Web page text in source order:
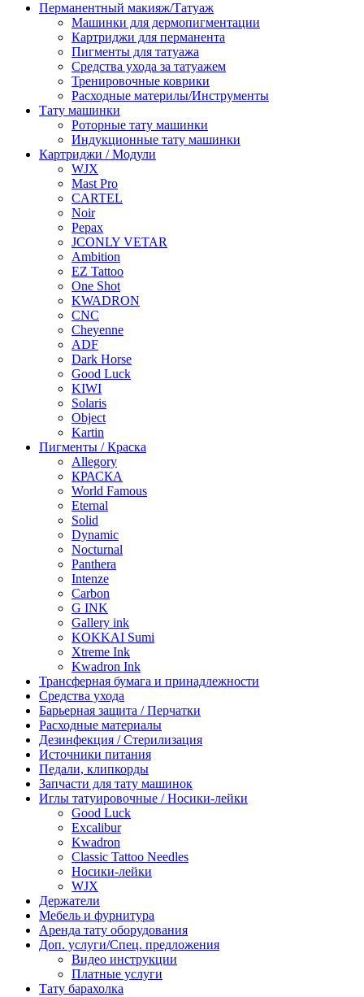
Перманентный макияж/Татуаж
Машинки для дермопигментации
Картриджи для перманента
Пигменты для татуажа
Средства ухода за татуажем
Тренировочные коврики
Расходные материлы/Инструменты
Тату машинки
Роторные тату машинки
Индукционные тату машинки
Картриджи / Модули
WJX
Mast Pro
CARTEL
Noir
Pepax
JCONLY VETAR
Ambition
EZ Tattoo
One Shot
KWADRON
CNC
Cheyenne
ADF
Dark Horse
Good Luck
KIWI
Solaris
Object
Kartin
Пигменты / Краска
Allegory
КРАСКА
World Famous
Eternal
Solid
Dynamic
Nocturnal
Panthera
Intenze
Carbon
G INK
Gallery ink
KOKKAI Sumi
Xtreme Ink
Kwadron Ink
Трансферная бумага и принадлежности
Средства ухода
Барьерная защита / Перчатки
Расходные материалы
Дезинфекция / Стерилизация
Источники питания
Педали, клипкорды
Запчасти для тату машинок
Иглы татуировочные / Носики-лейки
Good Luck
Excalibur
Kwadron
Classic Tattoo Needles
Носики-лейки
WJX
Держатели
Мебель и фурнитура
Аренда тату оборудования
Доп. услуги/Спец. предложения
Видео инструкции
Платные услуги
Тату барахолка